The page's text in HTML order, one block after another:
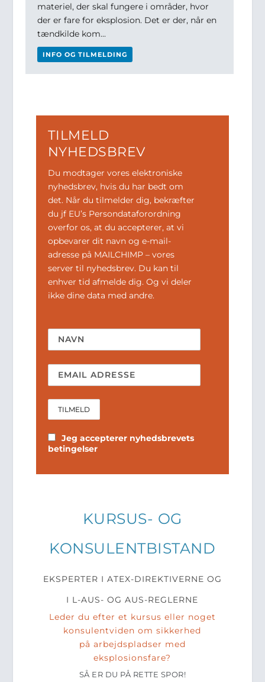
materiel, der skal fungere i områder, hvor
der er fare for eksplosion. Det er der, når en
tændkilde kom...
INFO OG TILMELDING
TILMELD
NYHEDSBREV
Du modtager vores elektroniske
nyhedsbrev, hvis du har bedt om
det. Når du tilmelder dig, bekræfter
du jf EU’s Persondataforordning
overfor os, at du accepterer, at vi
opbevarer dit navn og e-mail-
adresse på MAILCHIMP – vores
server til nyhedsbrev. Du kan til
enhver tid afmelde dig. Og vi deler
ikke dine data med andre.
Jeg accepterer nyhedsbrevets
betingelser
KURSUS- OG
KONSULENTBISTAND
EKSPERTER I ATEX-DIREKTIVERNE OG
I L-AUS- OG AUS-REGLERNE
Leder du efter et kursus eller noget
konsulentviden om sikkerhed
på arbejdspladser med
eksplosionsfare?
SÅ ER DU PÅ RETTE SPOR!